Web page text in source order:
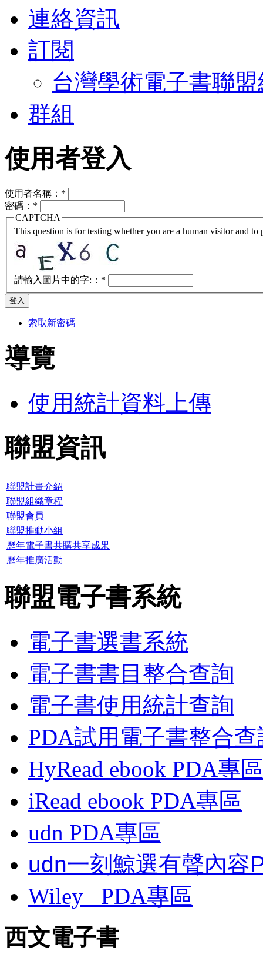
連絡資訊
訂閱
台灣學術電子書聯
群組
使用者登入
使用者名稱： *
密碼： *
CAPTCHA
This question is for testing whether you are a human visitor and to
請輸入圖片中的字:： *
索取新密碼
導覽
使用統計資料上傳
聯盟資訊
聯盟計畫介紹
聯盟組織章程
聯盟會員
聯盟推動小組
歷年電子書共購共享成果
歷年推廣活動
聯盟電子書系統
電子書選書系統
電子書書目整合查詢
電子書使用統計查詢
PDA試用電子書整合查
HyRead ebook PDA專區
iRead ebook PDA專區
udn PDA專區
udn一刻鯨選有聲內容
Wiley
PDA專區
西文電子書